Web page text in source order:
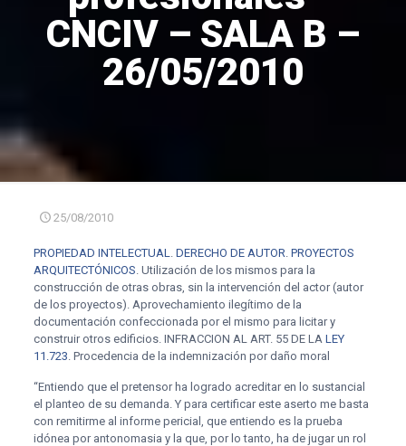
CNCIV – SALA B –
26/05/2010
25/08/2010
PROPIEDAD INTELECTUAL. DERECHO DE AUTOR. PROYECTOS
ARQUITECTÓNICOS. Utilización de los mismos para la
construcción de otras obras, sin la intervención del actor (autor
de los proyectos). Aprovechamiento ilegítimo de la
documentación confeccionada por el mismo para licitar y
construir otros edificios. INFRACCION AL ART. 55 DE LA LEY
11.723. Procedencia de la indemnización por daño moral
“Entiendo que el pretensor ha logrado acreditar en lo sustancial
el planteo de su demanda. Y para certificar este aserto me basta
con remitirme al informe pericial, que entiendo es la prueba
idónea por antonomasia y la que, por lo tanto, ha de jugar un rol